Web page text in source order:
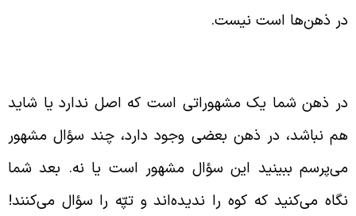
ذهن‌ها است نیست.
ذهن شما یک مشهوراتی است که اصل ندارد یا شاید
نباشد، در ذهن بعضی وجود دارد، چند سؤال مشهور
ببینید این سؤال مشهور است یا نه. بعد شما
می‌کنید که کوه را ندیده‌اند و تپّه را سؤال می‌کنند!